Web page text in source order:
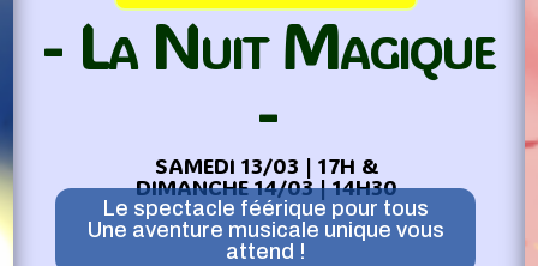
- La Nuit Magique
-
SAMEDI 13/03 | 17H &
DIMANCHE 14/03 | 14H30
Le spectacle féérique pour tous
Une aventure musicale unique vous
attend !